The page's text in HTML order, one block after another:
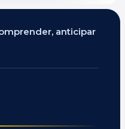
anticipar